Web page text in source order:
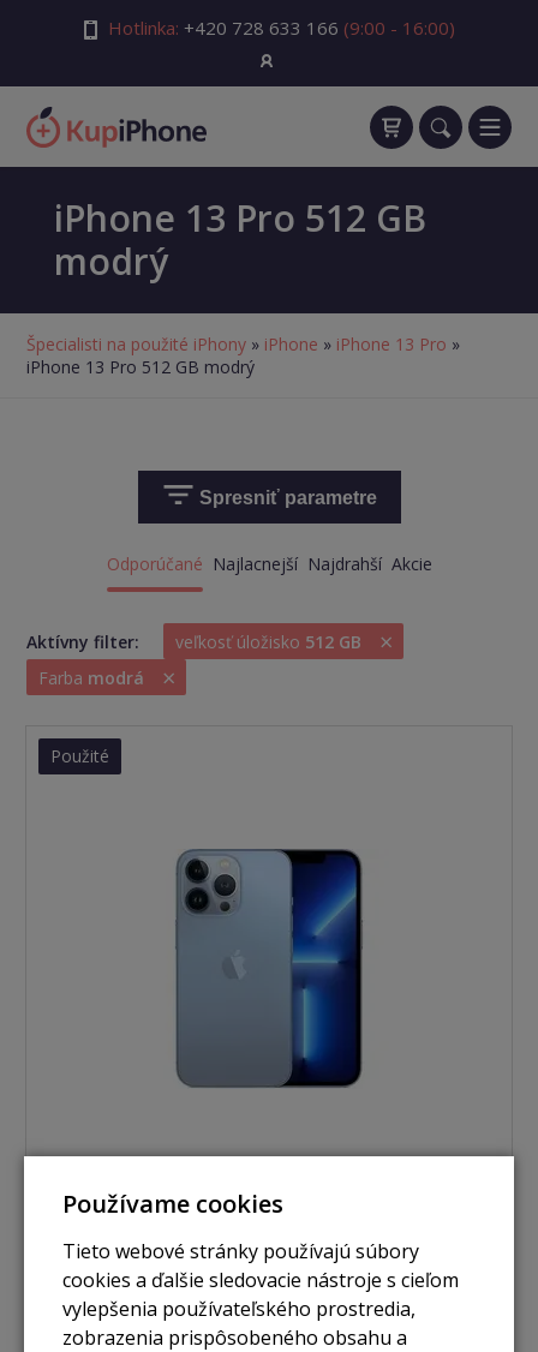
Hotlinka: +420 728 633 166 (9:00 - 16:00)
iPhone 13 Pro 512 GB
modrý
Špecialisti na použité iPhony » iPhone » iPhone 13 Pro »
iPhone 13 Pro 512 GB modrý
Spresniť parametre
Odporúčané Najlacnejší Najdrahší Akcie
Aktívny filter: veľkosť úložisko 512 GB ×
Farba modrá ×
Použité
Zobraziť
Používame cookies
Tieto webové stránky používajú súbory
cookies a ďalšie sledovacie nástroje s cieľom
vylepšenia používateľského prostredia,
zobrazenia prispôsobeného obsahu a